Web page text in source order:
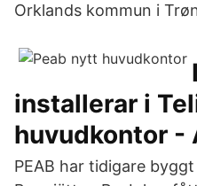
Orklands kommun i
installerar i
huvudkontor -
PEAB har tidigare